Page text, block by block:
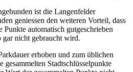
ist die Langenfelder
geniessen den weiteren Vorteil, dass
automatisch gutgeschrieben
nicht gebraucht wird.
erhoben und zum üblichen
gesammelten Stadtschlüsselpunkte